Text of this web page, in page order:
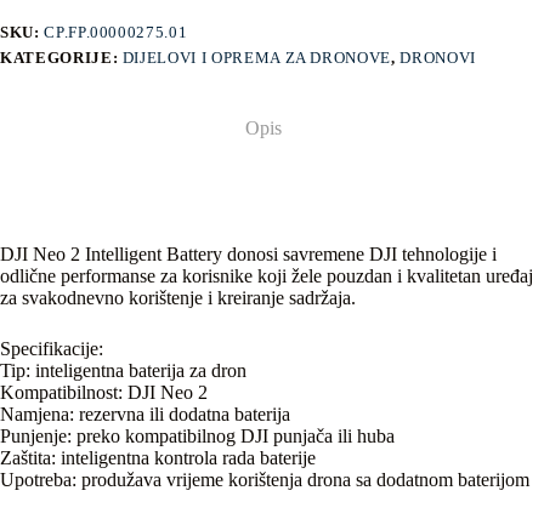
SKU:CP.FP.00000275.01
KATEGORIJE: DIJELOVI I OPREMA ZA DRONOVE,DRONOVI
Opis
DJI Neo 2 Intelligent Battery donosi savremene DJI tehnologije i
odlične performanse za korisnike koji žele pouzdan i kvalitetan uređaj
za svakodnevno korištenje i kreiranje sadržaja.
Specifikacije:
Tip: inteligentna baterija za dron
Kompatibilnost: DJI Neo 2
Namjena: rezervna ili dodatna baterija
Punjenje: preko kompatibilnog DJI punjača ili huba
Zaštita: inteligentna kontrola rada baterije
Upotreba: produžava vrijeme korištenja drona sa dodatnom baterijom